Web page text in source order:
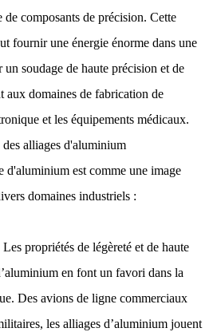
de composants de précision. Cette
fournir une énergie énorme dans une
soudage de haute précision et de
aux domaines de fabrication de
et les équipements médicaux.
alliages d'aluminium
est comme une image
domaines industriels :
propriétés de légèreté et de haute
en font un favori dans la
Des avions de ligne commerciaux
les alliages d’aluminium jouent